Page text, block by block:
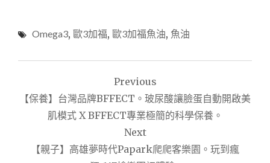
Omega3, 歐3加福, 歐3加福魚油, 魚油
章
覽
Previous
【保養】台灣品牌BFFECT。玻尿酸讓臉蛋自動開啟美
肌模式 X BFFECT專業極簡的科學保養。
Next
【親子】高雄夢時代Papark爬爬客樂園。玩到瘋